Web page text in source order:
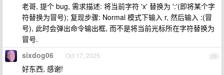
老哥, 提个 bug, 需求描述: 将当前字符 'x' 替换为 ':'(即将某个字
符替换为冒号); 复现步骤: Normal 模式下输入 r, 然后输入 :(冒
号), 此时会弹出命令输出框, 而不是将当前光标所在字符替换为
冒号.
11
sixdog06 Oct 17, 2025
好东西, 感谢!